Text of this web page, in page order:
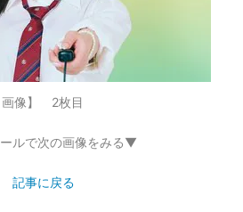
画像】 2枚目
ルで次の画像をみる▼
記事に戻る